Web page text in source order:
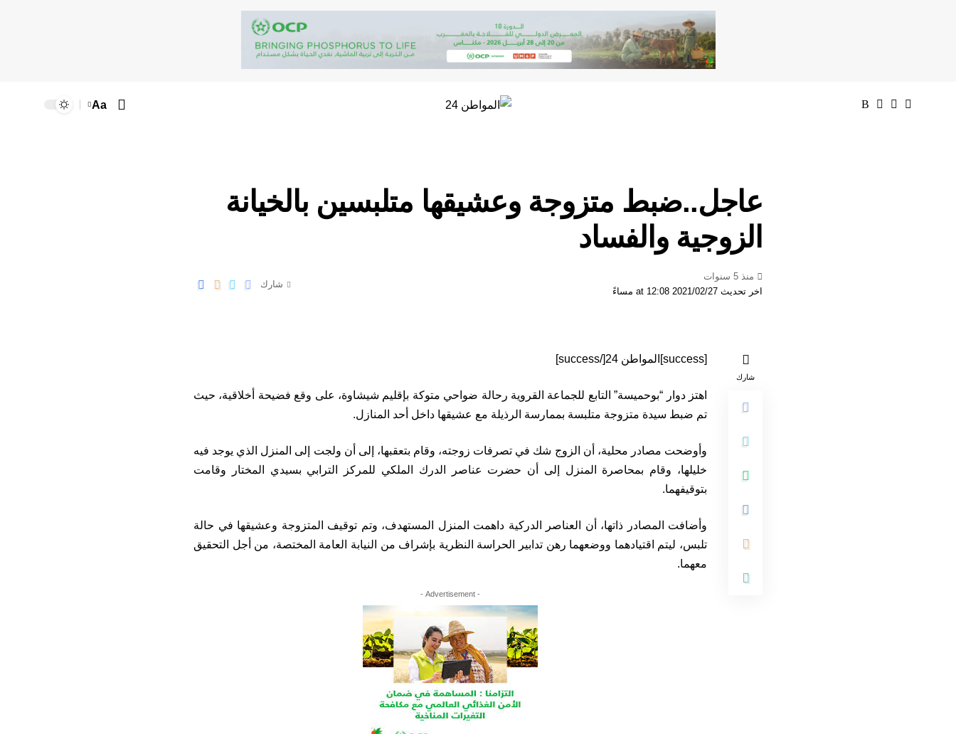
Aa
عاجل..ضبط متزوجة وعشيقها متلبسين بالخيانة
الزوجية والفساد
اخر تحديث 2021/02/27 at 12:08 مساءً
منذ 5 سنوات
شارك
شارك
[success]المواطن 24[/success]
اهتز دوار “بوحميسة” التابع للجماعة القروية رحالة ضواحي متوكة بإقليم شيشاوة، على وقع فضيحة أخلاقية، حيث
تم ضبط سيدة متزوجة متلبسة بممارسة الرذيلة مع عشيقها داخل أحد المنازل.
وأوضحت مصادر محلية، أن الزوج شك في تصرفات زوجته، وقام بتعقبها، إلى أن ولجت إلى المنزل الذي يوجد فيه
خليلها، وقام بمحاصرة المنزل إلى أن حضرت عناصر الدرك الملكي للمركز الترابي بسيدي المختار وقامت
بتوقيفهما.
وأضافت المصادر ذاتها، أن العناصر الدركية داهمت المنزل المستهدف، وتم توقيف المتزوجة وعشيقها في حالة
تلبس، ليتم اقتيادهما ووضعهما رهن تدابير الحراسة النظرية بإشراف من النيابة العامة المختصة، من أجل التحقيق
معهما.
- Advertisement -